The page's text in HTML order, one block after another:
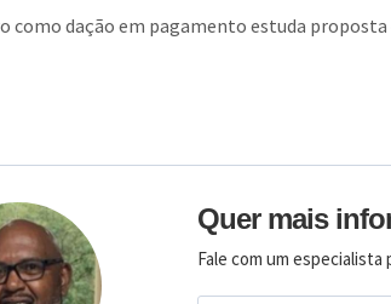
como dação em pagamento estuda
Quer mais
Fale com um especialista